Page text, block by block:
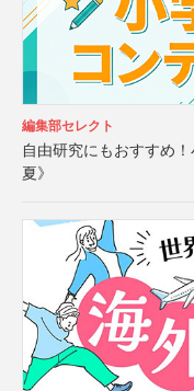
編集部セレクト
自由研究にもおすすめ
夏》